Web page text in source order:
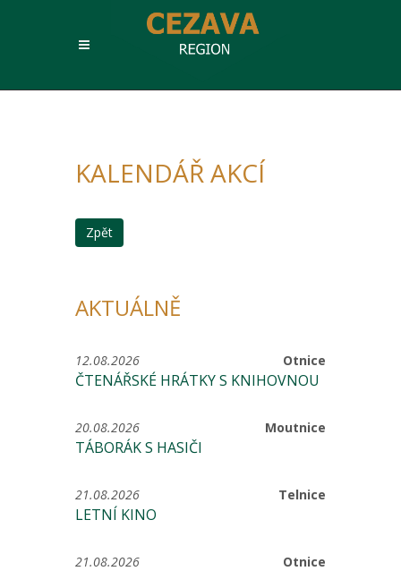
KALENDÁŘ AKCÍ
Zpět
AKTUÁLNĚ
Otnice
12.08.2026
ČTENÁŘSKÉ HRÁTKY S KNIHOVNOU
Moutnice
20.08.2026
TÁBORÁK S HASIČI
Telnice
21.08.2026
LETNÍ KINO
Otnice
21.08.2026